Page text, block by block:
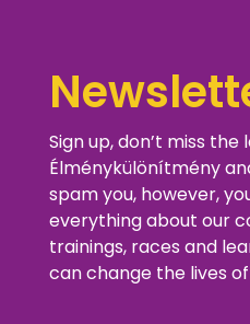
Sign up, don’t miss
Élménykülönítmény
spam you, however,
everything about our
trainings, races and
can change the lives